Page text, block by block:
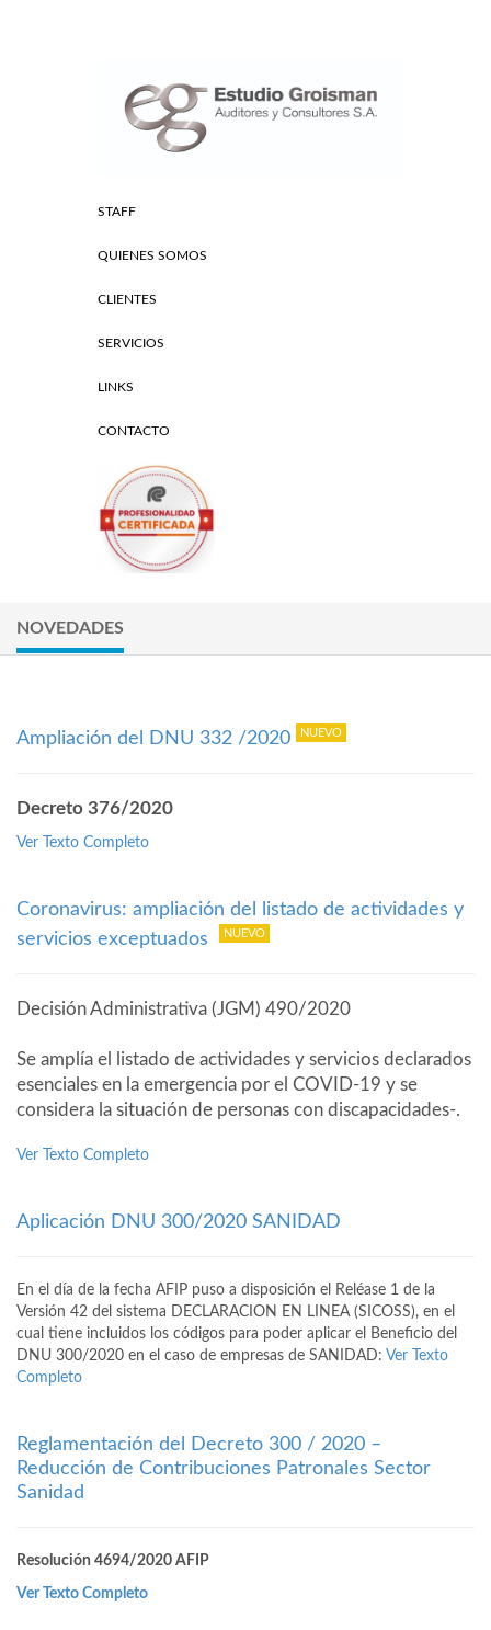
STAFF
QUIENES SOMOS
CLIENTES
SERVICIOS
LINKS
CONTACTO
NOVEDADES
Ampliación del DNU 332 /2020
Decreto 376/2020
Ver Texto Completo
Coronavirus: ampliación del listado de actividades y
servicios exceptuados
Decisión Administrativa (JGM) 490/2020
Se amplía el listado de actividades y servicios declarados
esenciales en la emergencia por el COVID-19 y se
considera la situación de personas con discapacidades-.
Ver Texto Completo
Aplicación DNU 300/2020 SANIDAD
En el día de la fecha AFIP puso a disposición el Reléase 1 de la
Versión 42 del sistema DECLARACION EN LINEA (SICOSS), en el
cual tiene incluidos los códigos para poder aplicar el Beneficio del
DNU 300/2020 en el caso de empresas de SANIDAD: Ver Texto
Completo
Reglamentación del Decreto 300 / 2020 –
Reducción de Contribuciones Patronales Sector
Sanidad
Resolución 4694/2020 AFIP
Ver Texto Completo